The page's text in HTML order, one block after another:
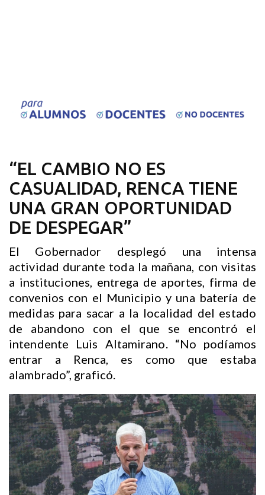
“EL CAMBIO NO ES
CASUALIDAD, RENCA TIENE
UNA GRAN OPORTUNIDAD
DE DESPEGAR”
El Gobernador desplegó una intensa
actividad durante toda la mañana, con visitas
a instituciones, entrega de aportes, firma de
convenios con el Municipio y una batería de
medidas para sacar a la localidad del estado
de abandono con el que se encontró el
intendente Luis Altamirano. “No podíamos
entrar a Renca, es como que estaba
alambrado”, graficó.